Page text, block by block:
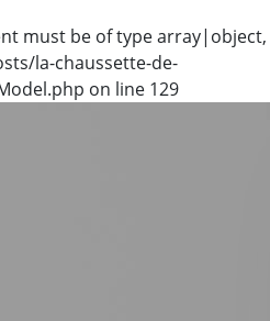
must be of type array|object,
la-chaussette-de-
on line 129